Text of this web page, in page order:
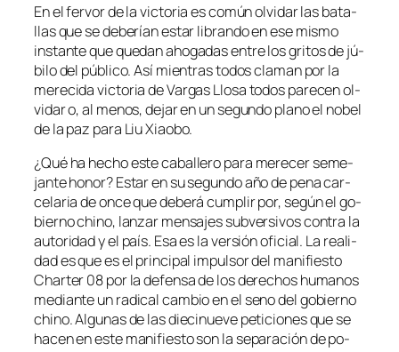
En el fer­vor de la vic­to­ria es co­mún ol­vi­dar las ba­ta­
llas que se de­be­rían es­tar li­bran­do en ese mis­mo
ins­tan­te que que­dan aho­ga­das en­tre los gri­tos de jú­
bi­lo del pú­bli­co. Así mien­tras to­dos cla­man por la
me­re­ci­da vic­to­ria de Vargas Llosa to­dos pa­re­cen ol­
vi­dar o, al me­nos, de­jar en un se­gun­do plano el no­bel
de la paz pa­ra Liu Xiaobo.
¿Qué ha he­cho es­te ca­ba­lle­ro pa­ra me­re­cer se­me­
jan­te ho­nor? Estar en su se­gun­do año de pe­na car­
ce­la­ria de on­ce que de­be­rá cum­plir por, se­gún el go­
bierno chino, lan­zar men­sa­jes sub­ver­si­vos con­tra la
au­to­ri­dad y el país. Esa es la ver­sión ofi­cial. La reali­
dad es que es el prin­ci­pal im­pul­sor del ma­ni­fies­to
Charter 08 por la de­fen­sa de los de­re­chos hu­ma­nos
me­dian­te un ra­di­cal cam­bio en el seno del go­bierno
chino. Algunas de las die­ci­nue­ve pe­ti­cio­nes que se
ha­cen en es­te ma­ni­fies­to son la se­pa­ra­ción de po­